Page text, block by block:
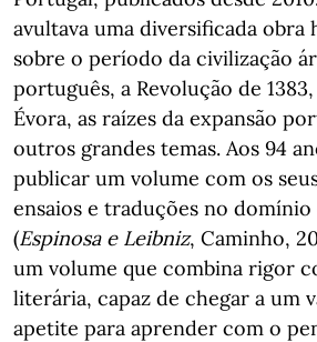
avultava uma diversificada
sobre o período da civilização
português, a Revolução de
Évora, as raízes da expansão
outros grandes temas. Aos 94
publicar um volume com os
ensaios e traduções no domínio
(Espinosa e Leibniz, Caminho,
um volume que combina rigor
literária, capaz de chegar a um
apetite para aprender com o